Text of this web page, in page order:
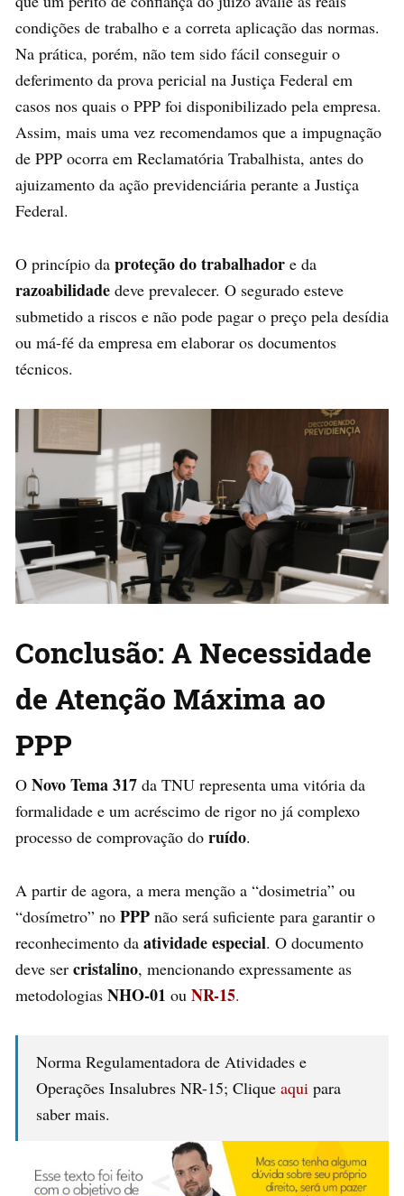
condições de trabalho e a correta aplicação das normas.
Na prática, porém, não tem sido fácil conseguir o
deferimento da prova pericial na Justiça Federal em
casos nos quais o PPP foi disponibilizado pela empresa.
Assim, mais uma vez recomendamos que a impugnação
de PPP ocorra em Reclamatória Trabalhista, antes do
ajuizamento da ação previdenciária perante a Justiça
Federal.
O princípio da proteção do trabalhador e da
razoabilidade deve prevalecer. O segurado esteve
submetido a riscos e não pode pagar o preço pela desídia
ou má-fé da empresa em elaborar os documentos
técnicos.
Conclusão: A Necessidade
de Atenção Máxima ao
PPP
O Novo Tema 317 da TNU representa uma vitória da
formalidade e um acréscimo de rigor no já complexo
processo de comprovação do ruído.
A partir de agora, a mera menção a “dosimetria” ou
“dosímetro” no PPP não será suficiente para garantir o
reconhecimento da atividade especial. O documento
deve ser cristalino, mencionando expressamente as
metodologias NHO-01 ou NR-15.
Norma Regulamentadora de Atividades e
Operações Insalubres NR-15; Clique aqui para
saber mais.